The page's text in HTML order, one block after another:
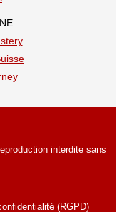
interdite sans
(RGPD)